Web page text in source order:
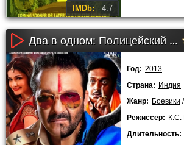
IMDb: 4.7
популярный
Два в одном: Полицейский и бандит (2013)
Год: 2013
Страна: Индия
Жанр: Боевики /
Режиссер: К.С.
Длительность: